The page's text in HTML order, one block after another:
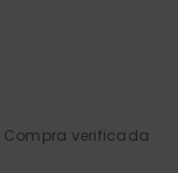
Compra verificada